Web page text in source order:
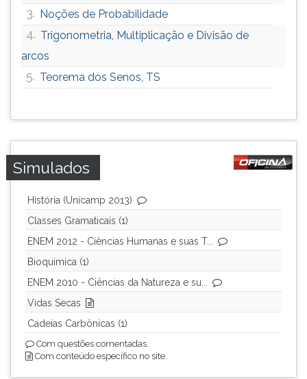
3. Noções de Probabilidade
4. Trigonometria, Multiplicação e Divisão de
arcos
5. Teorema dos Senos, TS
Simulados
História (Unicamp 2013)
Classes Gramaticais (1)
ENEM 2012 - Ciências Humanas e suas T...
Bioquimica (1)
ENEM 2010 - Ciências da Natureza e su...
Vidas Secas
Cadeias Carbônicas (1)
Com questões comentadas.
Com conteúdo específico no site.